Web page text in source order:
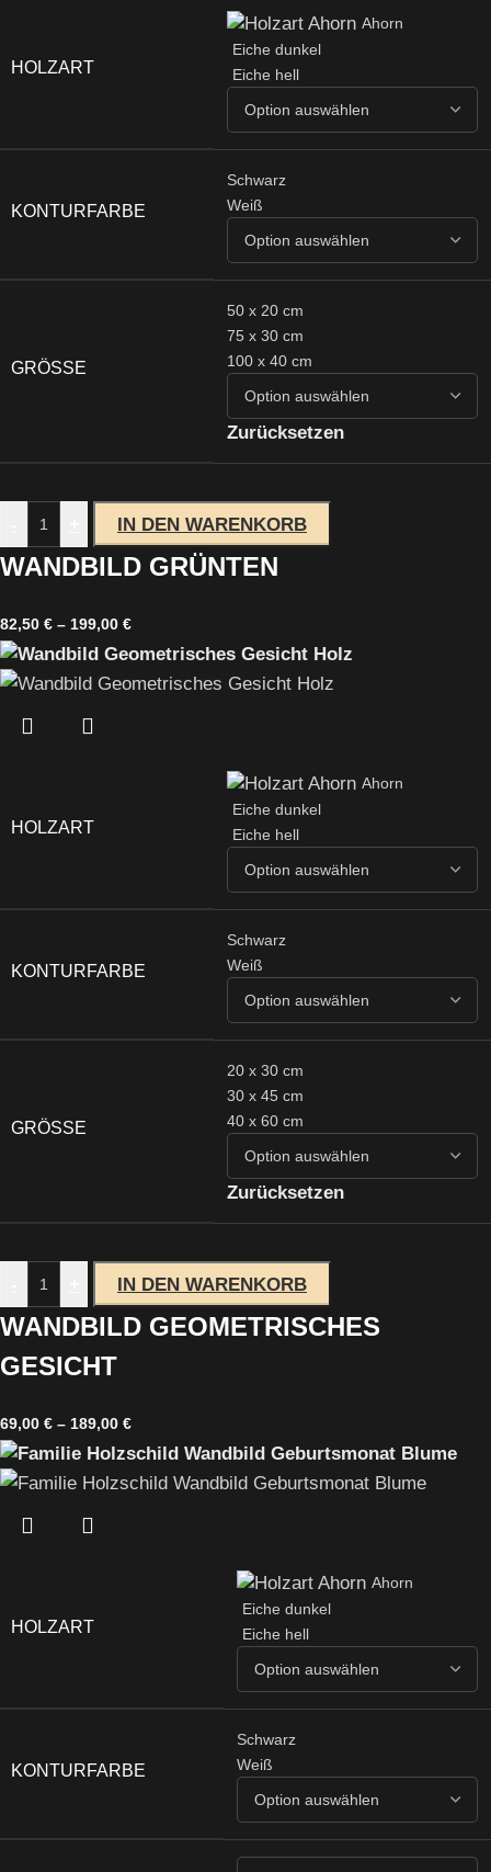
HOLZART
Ahorn
Eiche dunkel
Eiche hell
KONTURFARBE
Schwarz
Weiß
GRÖSSE
50 x 20 cm
75 x 30 cm
100 x 40 cm
Zurücksetzen
IN DEN WARENKORB
WANDBILD GRÜNTEN
82,50 € – 199,00 €
HOLZART
Ahorn
Eiche dunkel
Eiche hell
KONTURFARBE
Schwarz
Weiß
GRÖSSE
20 x 30 cm
30 x 45 cm
40 x 60 cm
Zurücksetzen
IN DEN WARENKORB
WANDBILD GEOMETRISCHES
GESICHT
69,00 € – 189,00 €
HOLZART
Ahorn
Eiche dunkel
Eiche hell
KONTURFARBE
Schwarz
Weiß